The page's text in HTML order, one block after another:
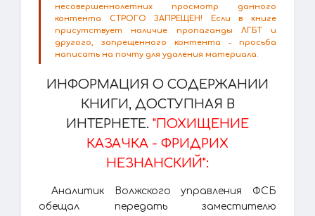
несовершеннолетних просмотр данного
контента СТРОГО ЗАПРЕЩЕН! Если в книге
присутствует наличие пропаганды ЛГБТ и
другого, запрещенного контента - просьба
написать на почту для удаления материала.
ИНФОРМАЦИЯ О СОДЕРЖАНИИ
КНИГИ, ДОСТУПНАЯ В
ИНТЕРНЕТЕ. "ПОХИЩЕНИЕ
КАЗАЧКА - ФРИДРИХ
НЕЗНАНСКИЙ":
Аналитик Волжского управления ФСБ
обещал передать заместителю